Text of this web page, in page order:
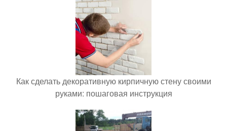
Как сделать декоративную кирпичную стену своими
руками: пошаговая инструкция